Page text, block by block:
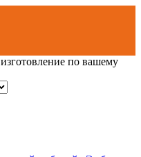
по вашему